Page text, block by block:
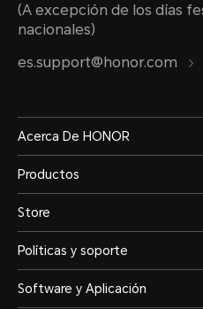
(A excepción de los días
nacionales)
es.support@honor.com
Acerca De HONOR
Productos
Store
Políticas y soporte
Software y Aplicación